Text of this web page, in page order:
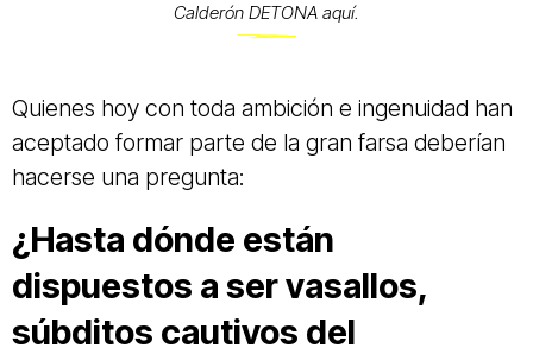
Calderón DETONA aquí.
Quienes hoy con toda ambición e ingenuidad han
aceptado formar parte de la gran farsa deberían
hacerse una pregunta:
¿Hasta dónde están
dispuestos a ser vasallos,
súbditos cautivos del